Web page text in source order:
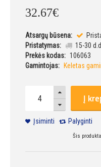
32.67€
Atsargų būsena:
Pristatymas:
15-30
Prekės kodas: 106063
Gamintojas:
Keletas
Į
Įsiminti Palyginti
Šis